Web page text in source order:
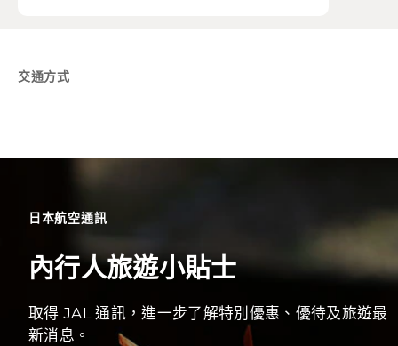
交通方式
日本航空通訊
內行人旅遊小貼士
取得 JAL 通訊，進一步了解特別優惠、優待及旅遊最
新消息。